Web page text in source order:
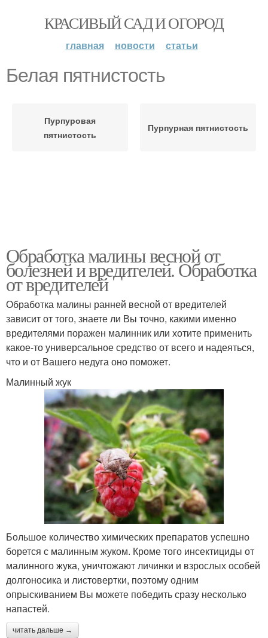
КРАСИВЫЙ САД И ОГОРОД
главная новости статьи
Белая пятнистость
Пурпуровая
пятнистость
Пурпурная пятнистость
Обработка малины весной от
болезней и вредителей. Обработка
от вредителей
Обработка малины ранней весной от вредителей
зависит от того, знаете ли Вы точно, какими именно
вредителями поражен малинник или хотите применить
какое-то универсальное средство от всего и надеяться,
что и от Вашего недуга оно поможет.
Малинный жук
Большое количество химических препаратов успешно
борется с малинным жуком. Кроме того инсектициды от
малинного жука, уничтожают личинки и взрослых особей
долгоносика и листовертки, поэтому одним
опрыскиванием Вы можете победить сразу несколько
напастей.
читать дальше →